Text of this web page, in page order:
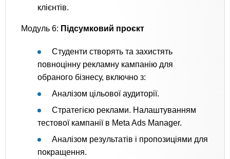
клієнтів.
Модуль 6: Підсумковий проєкт
Студенти створять та захистять
повноцінну рекламну кампанію для
обраного бізнесу, включно з:
Аналізом цільової аудиторії.
Стратегією реклами. Налаштуванням
тестової кампанії в Meta Ads Manager.
Аналізом результатів і пропозиціями для
покращення.